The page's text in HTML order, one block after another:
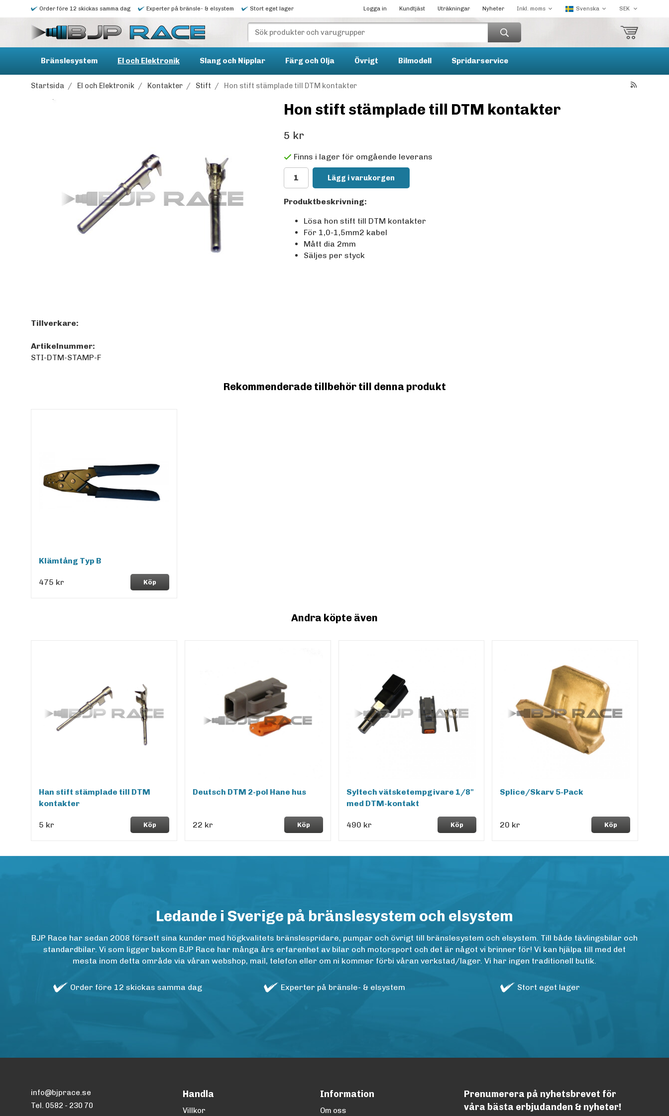
Order före 12 skickas samma dag Experter på bränsle- & elsystem Stort eget lager Logga in Kundtjäst Uträkningar Nyheter
Bränslesystem El och Elektronik Slang och Nipplar Färg och Olja Övrigt Bilmodell Spridarservice
Startsida / El och Elektronik / Kontakter / Stift / Hon stift stämplade till DTM kontakter
Hon stift stämplade till DTM kontakter
5 kr
Finns i lager för omgående leverans
Lägg i varukorgen
Produktbeskrivning:
Lösa hon stift till DTM kontakter
För 1,0-1,5mm2 kabel
Mått dia 2mm
Säljes per styck
Tillverkare:
Artikelnummer:
STI-DTM-STAMP-F
Rekommenderade tillbehör till denna produkt
Klämtång Typ B
475 kr Köp
Andra köpte även
Han stift stämplade till DTM
kontakter
5 kr Köp
Deutsch DTM 2-pol Hane hus
22 kr Köp
Syltech vätsketempgivare 1/8"
med DTM-kontakt
490 kr Köp
Splice/Skarv 5-Pack
20 kr Köp
Ledande i Sverige på bränslesystem och elsystem
BJP Race har sedan 2008 försett sina kunder med högkvalitets bränslespridare, pumpar och övrigt till bränslesystem och elsystem. Till både tävlingsbilar och
standardbilar. Vi som ligger bakom BJP Race har många års erfarenhet av bilar och motorsport och det är något vi brinner för! Vi kan hjälpa till med det
mesta inom detta område via våran webshop, mail, telefon eller om ni kommer förbi våran verkstad/lager. Vi har ingen traditionell butik.
Order före 12 skickas samma dag Experter på bränsle- & elsystem Stort eget lager
info@bjprace.se
Tel. 0582 - 230 70
Handla
Villkor
Information
Om oss
Prenumerera på nyhetsbrevet för
våra bästa erbjudanden & nyheter!